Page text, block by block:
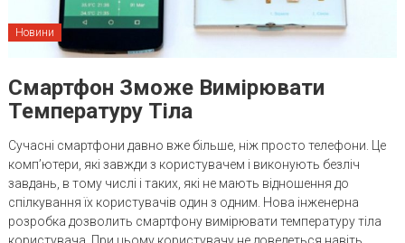
Новини
Смартфон Зможе Вимірювати
Температуру Тіла
Сучасні смартфони давно вже більше, ніж просто телефони. Це
комп’ютери, які завжди з користувачем і виконують безліч
завдань, в тому числі і таких, які не мають відношення до
спілкування їх користувачів один з одним. Нова інженерна
розробка дозволить смартфону вимірювати температуру тіла
користувача. При цьому користувачу не доведеться навіть